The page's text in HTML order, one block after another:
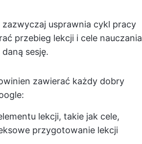
usprawnia cykl pracy
przebieg lekcji i cele nauczania
sesję.
zawierać każdy dobry
lekcji, takie jak cele,
przygotowanie lekcji